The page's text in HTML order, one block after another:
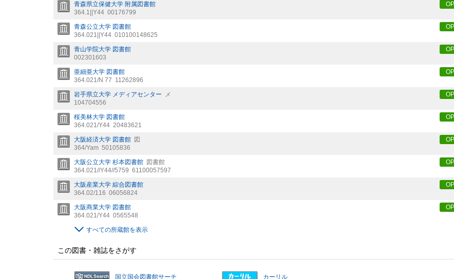
青森県立保健大学 附属図書館
364.1||Y44 00176799
青森公立大学 図書館
364.021||Y44 010100148625
青山学院大学 図書館
002301603
亜細亜大学 図書館
364.021/N 77 11262896
岩手県立大学 メディアセンター
メ
104704556
桜美林大学 図書館
364.021/Y44 20483621
大阪経済大学 図書館 図
364/Yam 50105836
大阪公立大学 杉本図書館 図書館
364.021//Y44//5759 61100057597
大阪産業大学 綜合図書館
364.02/116 06056824
大阪商業大学 図書館
364.021/Y44 0565548
すべての所蔵館を表示
この図書・雑誌をさがす
国立国会図書館サーチ カーリル